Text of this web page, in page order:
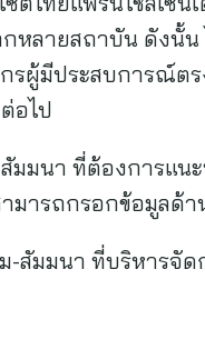
หลายสถาบัน ดังนั้น
รผู้มีประสบการณ์ต
อไป
มนา ที่ต้องการแน
ามารถกรอกข้อมูล
-สัมมนา ที่บริหารจัด